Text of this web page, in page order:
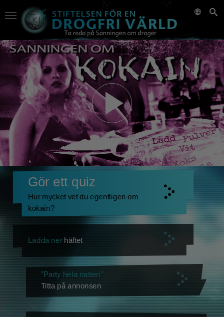
Gör ett quiz
Hur mycket vet du egentligen om
kokain?
Ladda nerhäftet
”Party hela natten”
Titta på annonsen